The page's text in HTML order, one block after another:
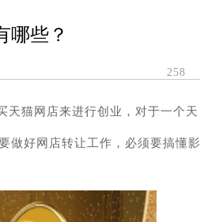
哪些？
258
天猫网店来进行创业，对于一个天
做好网店转让工作， 必须要搞懂影